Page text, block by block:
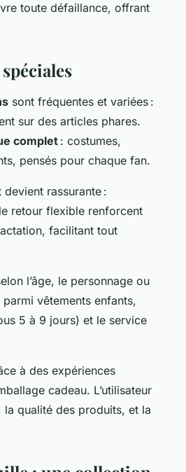
toute défaillance, offrant
sont fréquentes et variées :
sur des articles phares.
complet : costumes,
pensés pour chaque fan.
devient rassurante :
retour flexible renforcent
facilitant tout
l’âge, le personnage ou
vêtements enfants,
5 à 9 jours) et le service
à des expériences
cadeau. L’utilisateur
la qualité des produits, et la